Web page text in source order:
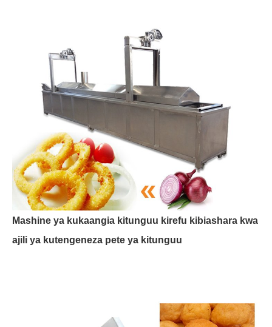
Mashine ya kukaangia kitunguu kirefu kibiashara kwa
ajili ya kutengeneza pete ya kitunguu